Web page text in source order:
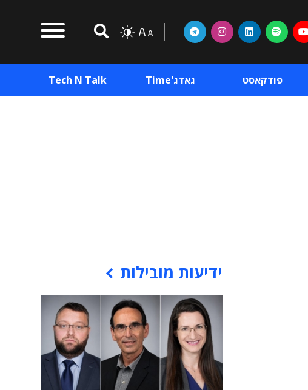
פודקאסט גאדג'Time Tech N Talk
ידיעות מובילות